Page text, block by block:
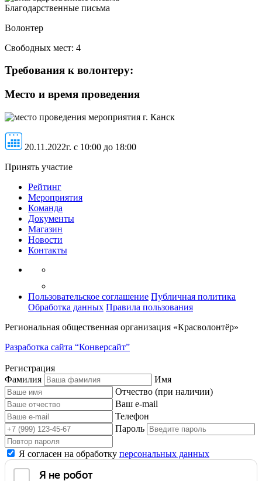
Благодарственные письма
Волонтер
Свободных мест: 4
Требования к волонтеру:
Место и время проведения
г. Канск
20.11.2022г. c 10:00 до 18:00
Принять участие
Рейтинг
Мероприятия
Команда
Документы
Магазин
Новости
Контакты
Пользовательское соглашение Публичная политика
Обработка данных Правила пользования
Региональная общественная организация «Красволонтёр»
Разработка сайта “Конверсайт”
Регистрация
Фамилия
Имя
Отчество (при наличии)
Ваш e-mail
Телефон
Пароль
Я согласен на обработку персональных данных